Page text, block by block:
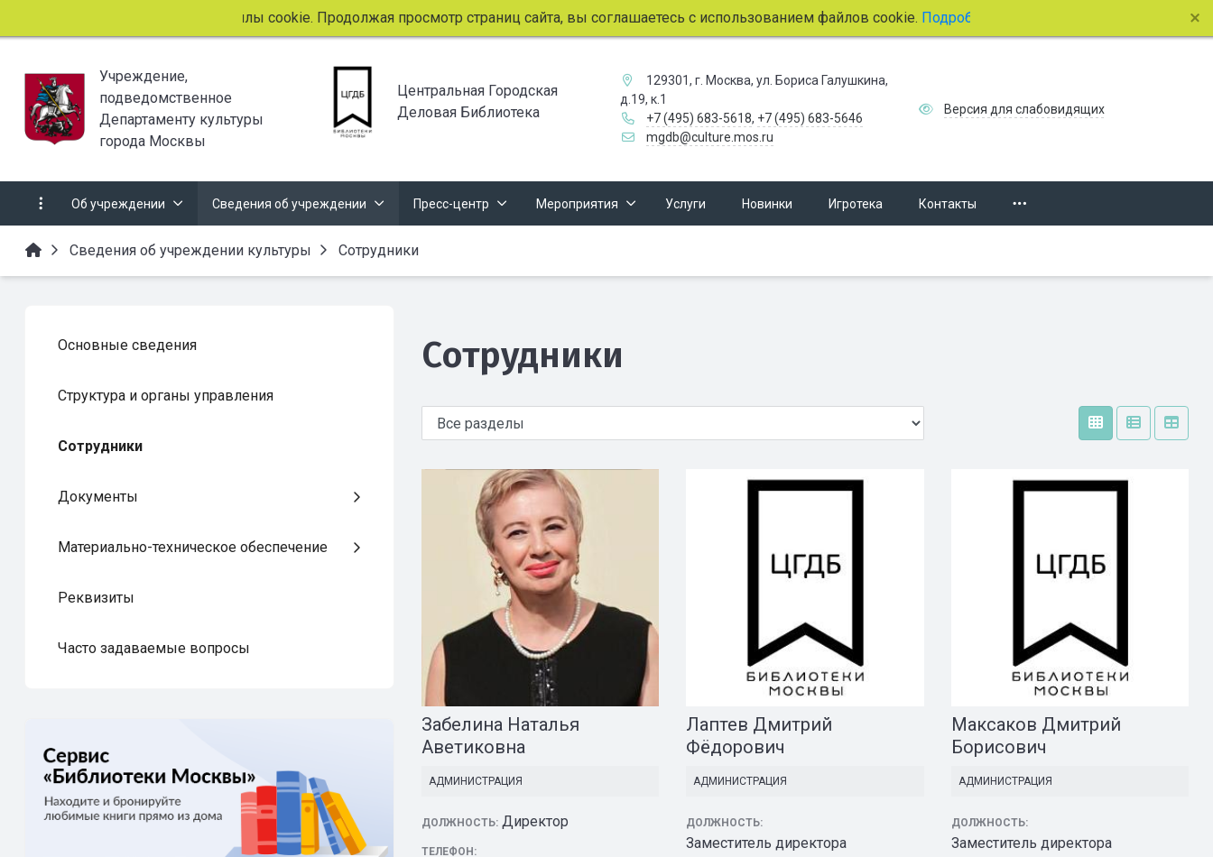
Этот сайт использует файлы cookie. Продолжая просмотр страниц сайта, вы соглашаетесь с использованием файлов cookie.Подробнее.
Учреждение,
подведомственное
Департаменту культуры
города Москвы
Центральная Городская
Деловая Библиотека
129301, г. Москва, ул. Бориса Галушкина,
д.19, к.1
+7 (495) 683-5618, +7 (495) 683-5646
mgdb@culture.mos.ru
Версия для слабовидящих
Об учреждении Сведения об учреждении Пресс-центр Мероприятия Услуги Новинки Игротека Контакты
Сведения об учреждении культуры Сотрудники
Основные сведения
Структура и органы управления
Сотрудники
Документы
Материально-техническое обеспечение
Реквизиты
Часто задаваемые вопросы
Сотрудники
Забелина Наталья
Аветиковна
АДМИНИСТРАЦИЯ
ДОЛЖНОСТЬ: Директор
ТЕЛЕФОН:
Лаптев Дмитрий
Фёдорович
АДМИНИСТРАЦИЯ
ДОЛЖНОСТЬ:
Заместитель директора
Максаков Дмитрий
Борисович
АДМИНИСТРАЦИЯ
ДОЛЖНОСТЬ:
Заместитель директора